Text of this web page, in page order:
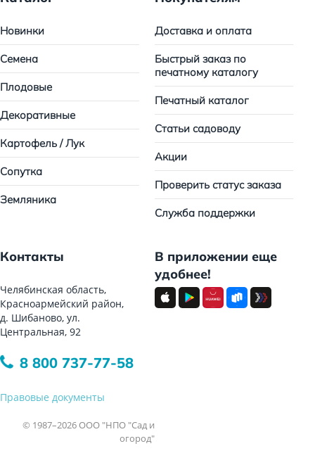
Новинки
Семена
Плодовые
Декоративные
Картофель / Лук
Сопутка
Земляника
Доставка и оплата
Быстрый заказ по
печатному каталогу
Печатный каталог
Статьи садоводу
Акции
Проверить статус заказа
Служба поддержки
Контакты
Челябинская область,
Красноармейский район,
д. Шибаново, ул.
Центральная, 92
8 800 737-77-58
Правовые документы
© 1987–2026 ООО "НПО "Сад и
огород"
В приложении еще
удобнее!